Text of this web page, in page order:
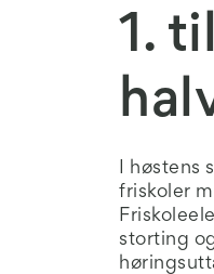
1.
I høstens
friskoler
storting